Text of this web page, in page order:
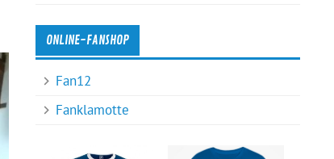
ONLINE-FANSHOP
Fan12
Fanklamotte